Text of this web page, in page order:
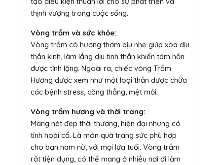
thịnh vượng trong cuộc sống.
Vòng trầm và sức khỏe:
Vòng trầm có hương thơm dịu nhẹ giúp xoa dịu
thần kinh, làm lắng dịu tinh thần khiến tâm hồn
được tĩnh lặng. Ngoài ra, chiếc vòng Trầm
Hương được xem như một loại thần dược chữa
các bệnh stress, căng thẳng, mệt mỏi.
Vòng trầm hương và thời trang:
Mang nét đẹp thời thượng, hiện đại nhưng có
tính hoài cổ. Là món quà trang sức phù hợp
cho bạn nam nữ, với mọi lứa tuổi. Vòng trầm
rất tiện dụng, có thể mang ở nhiều nơi đi làm